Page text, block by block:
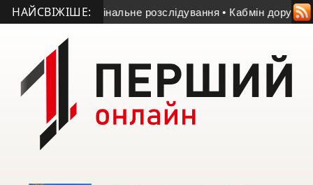
НАЙСВІЖІШЕ:
кримінальне розслідування • Кабмін доручив